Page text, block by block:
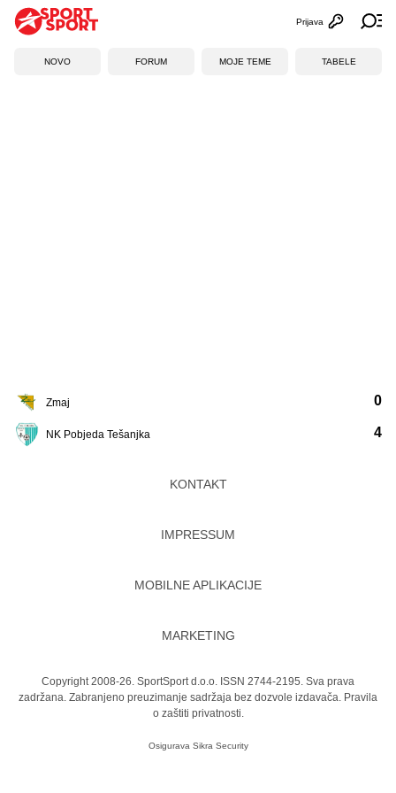
Otvori
Prijava
NOVO FORUM MOJE TEME TABELE
Zmaj
NK Pobjeda Tešanjka
0
4
KONTAKT
IMPRESSUM
MOBILNE APLIKACIJE
MARKETING
Copyright 2008-26. SportSport d.o.o. ISSN 2744-2195. Sva prava
zadržana. Zabranjeno preuzimanje sadržaja bez dozvole izdavača. Pravila
o zaštiti privatnosti.
Osigurava Sikra Security